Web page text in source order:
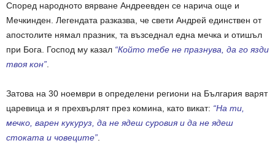
Според народното вярване Андреевден се нарича още и
Мечкинден. Легендата разказва, че свети Андрей единствен от
апостолите нямал празник, та възседнал една мечка и отишъл
при Бога. Господ му казал “Който тебе не празнува, да го язди
твоя кон”.
Затова на 30 ноември в определени региони на България варят
царевица и я прехвърлят през комина, като викат: “На ти,
мечко, варен кукуруз, да не ядеш суровия и да не ядеш
стоката и човеците”.